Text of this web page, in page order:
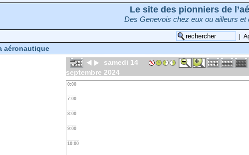
Le site des pionniers de
Des Genevois chez eux ou ailleurs
aéronautique
samedi 14
septembre 2024
0:00
7:00
8:00
9:00
10:00